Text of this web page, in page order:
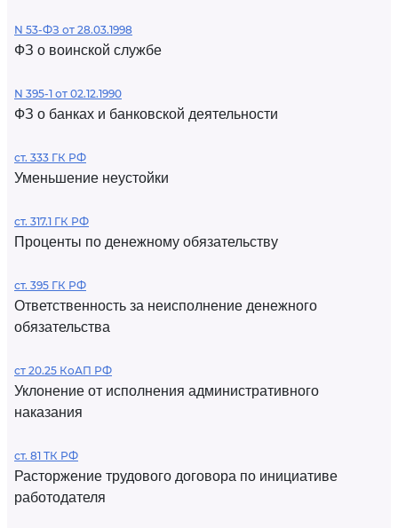
N 53-ФЗ от 28.03.1998
ФЗ о воинской службе
N 395-1 от 02.12.1990
ФЗ о банках и банковской деятельности
ст. 333 ГК РФ
Уменьшение неустойки
ст. 317.1 ГК РФ
Проценты по денежному обязательству
ст. 395 ГК РФ
Ответственность за неисполнение денежного
обязательства
ст 20.25 КоАП РФ
Уклонение от исполнения административного
наказания
ст. 81 ТК РФ
Расторжение трудового договора по инициативе
работодателя